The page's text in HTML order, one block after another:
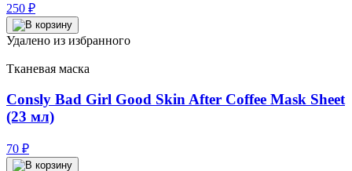
250 ₽
Удалено из избранного
Тканевая маска
Consly Bad Girl Good Skin After Coffee Mask Sheet
(23 мл)
70 ₽